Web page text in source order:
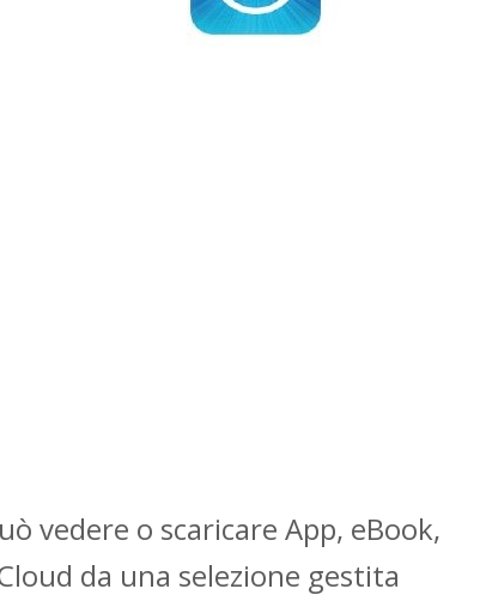
vedere o scaricare App, eBook,
da una selezione gestita